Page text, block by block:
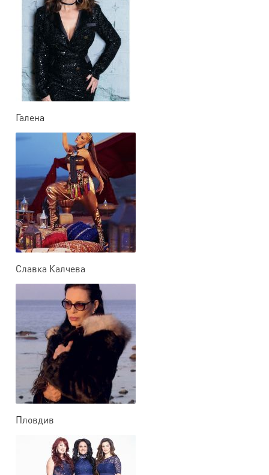
Галена
Славка Калчева
Пловдив